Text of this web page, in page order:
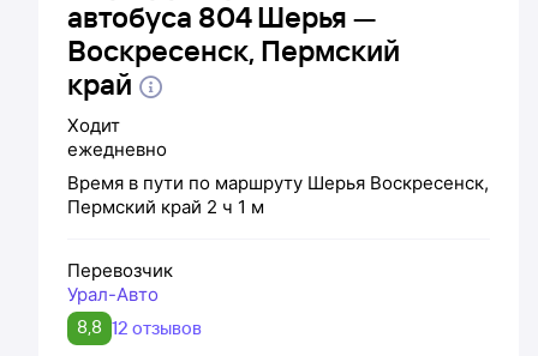
автобуса 804 Шерья —
Воскресенск, Пермский
край
Ходит
ежедневно
Время в пути по маршруту Шерья Воскресенск,
Пермский край 2 ч 1 м
Перевозчик
Урал-Авто
8,8 12 отзывов